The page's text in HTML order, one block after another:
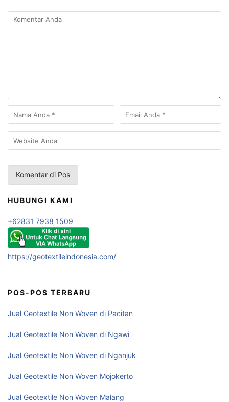
HUBUNGI KAMI
+62831 7938 1509
https://geotextileindonesia.com/
POS-POS TERBARU
Jual Geotextile Non Woven di Pacitan
Jual Geotextile Non Woven di Ngawi
Jual Geotextile Non Woven di Nganjuk
Jual Geotextile Non Woven Mojokerto
Jual Geotextile Non Woven Malang